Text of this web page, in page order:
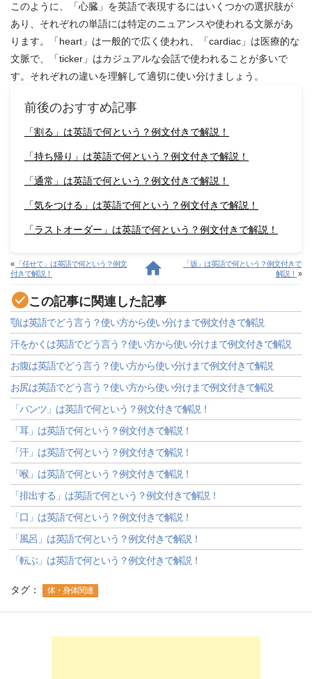
このように、「心臓」を英語で表現するにはいくつかの選択肢が
あり、それぞれの単語には特定のニュアンスや使われる文脈があ
ります。「heart」は一般的で広く使われ、「cardiac」は医療的な
文脈で、「ticker」はカジュアルな会話で使われることが多いで
す。それぞれの違いを理解して適切に使い分けましょう。
前後のおすすめ記事
「割る」は英語で何という？例文付きで解説！
「持ち帰り」は英語で何という？例文付きで解説！
「通常」は英語で何という？例文付きで解説！
「気をつける」は英語で何という？例文付きで解説！
「ラストオーダー」は英語で何という？例文付きで解説！
« 「任せて」は英語で何という？例文
付きで解説！
「坂」は英語で何という？例文付きで
解説！ »
この記事に関連した記事
顎は英語でどう言う？使い方から使い分けまで例文付きで解説
汗をかくは英語でどう言う？使い方から使い分けまで例文付きで解説
お腹は英語でどう言う？使い方から使い分けまで例文付きで解説
お尻は英語でどう言う？使い方から使い分けまで例文付きで解説
「パンツ」は英語で何という？例文付きで解説！
「耳」は英語で何という？例文付きで解説！
「汗」は英語で何という？例文付きで解説！
「喉」は英語で何という？例文付きで解説！
「排出する」は英語で何という？例文付きで解説！
「口」は英語で何という？例文付きで解説！
「風呂」は英語で何という？例文付きで解説！
「転ぶ」は英語で何という？例文付きで解説！
タグ： 体・身体関連